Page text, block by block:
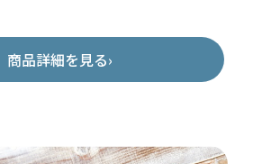
商品詳細を見る›